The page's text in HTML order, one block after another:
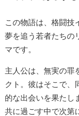
この物語は、格闘技
夢を追う若者たちの
マです。
主人公は、無実の罪
クト。彼はそこで、
的な出会いを果たし
共に過ごす中で次第